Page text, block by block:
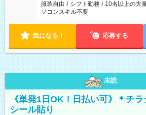
服装自由 / シフト勤務 / 10名以上の大
ソコンスキル不要
気になる！ 応募する
未読
《単発1日OK！日払い可》＊チ
シール貼り